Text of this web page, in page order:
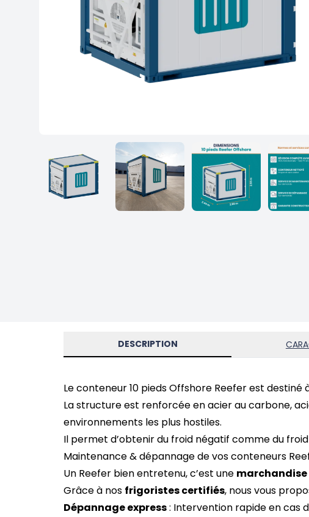
DESCRIPTION
Le conteneur 10 pieds Offshore Reefer est
La structure est renforcée en acier au carbone,
environnements les plus hostiles.
Il permet d’obtenir du froid négatif comme du
Maintenance & dépannage de vos conteneurs
Un Reefer bien entretenu, c’est une marchandise
Grâce à nos frigoristes certifiés, nous vous
Dépannage express: Intervention rapide en cas